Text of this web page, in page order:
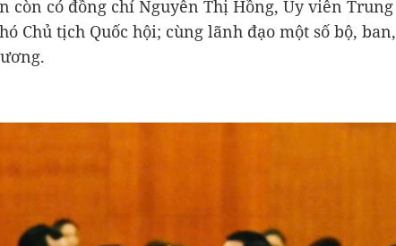
còn có đồng chí Nguyễn Thị Hồng, Ủy viên Trung
Chủ tịch Quốc hội; cùng lãnh đạo một số bộ, ban,